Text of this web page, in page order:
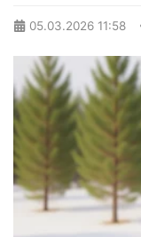
05.03.2026 11:58